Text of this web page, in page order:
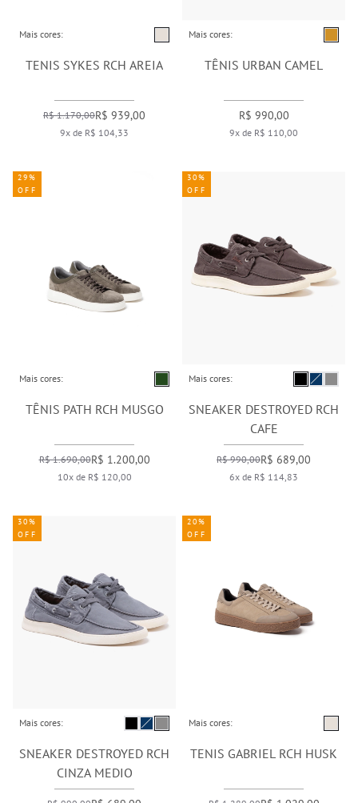
Mais cores:
TENIS SYKES RCH AREIA
R$ 1.170,00R$ 939,00
9x de R$ 104,33
Mais cores:
TÊNIS URBAN CAMEL
R$ 990,00
9x de R$ 110,00
Mais cores:
TÊNIS PATH RCH MUSGO
R$ 1.690,00R$ 1.200,00
10x de R$ 120,00
29%
OFF
Mais cores:
SNEAKER DESTROYED RCH
CAFE
R$ 990,00R$ 689,00
6x de R$ 114,83
30%
OFF
Mais cores:
SNEAKER DESTROYED RCH
CINZA MEDIO
30%
OFF
Mais cores:
TENIS GABRIEL RCH HUSK
20%
OFF